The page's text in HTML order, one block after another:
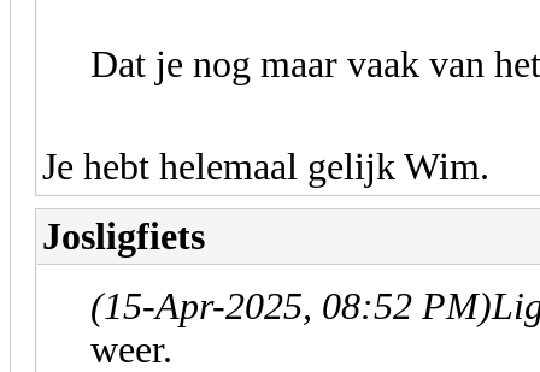
Dat je nog maar vaak van
Je hebt helemaal gelijk Wim.
Josligfiets
(15-Apr-2025, 08:52 PM)
weer.